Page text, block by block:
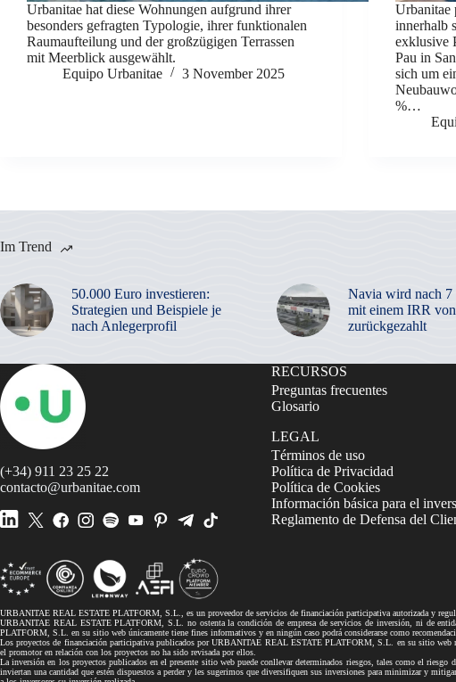
Urbanitae hat diese Wohnungen aufgrund ihrer
besonders gefragten Typologie, ihrer funktionalen
Raumaufteilung und der großzügigen Terrassen
mit Meerblick ausgewählt.
Equipo Urbanitae
3 November 2025
Urbanitae
innerhalb
exklusive
Pau in
sich um
%…
Im Trend
50.000 Euro investieren:
Strategien und Beispiele je
nach Anlegerprofil
Navia wird nach 7
mit einem IRR
zurückgezahlt
(+34) 911 23 25 22
contacto@urbanitae.com
RECURSOS
Preguntas frecuentes
Glosario
LEGAL
Términos de uso
Política de Privacidad
Política de Cookies
Información básica para el
Reglamento de Defensa del
URBANITAE REAL ESTATE PLATFORM, S.L., es un proveedor de servicios de financiación participativa autorizada y
URBANITAE REAL ESTATE PLATFORM, S.L. no ostenta la condición de empresa de servicios de inversión, ni de
PLATFORM, S.L. en su sitio web únicamente tiene fines informativos y en ningún caso podrá considerarse como
Los proyectos de financiación participativa publicados por URBANITAE REAL ESTATE PLATFORM, S.L. en su sitio
el promotor en relación con los proyectos no ha sido revisada por ellos.
La inversión en los proyectos publicados en el presente sitio web puede conllevar determinados riesgos, tales como el
inviertan una cantidad que estén dispuestos a perder y les sugerimos que diversifiquen sus inversiones para minimizar y